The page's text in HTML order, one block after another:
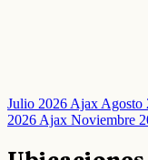
Julio 2026 AjaxAgosto
2026 Ajax Noviembre